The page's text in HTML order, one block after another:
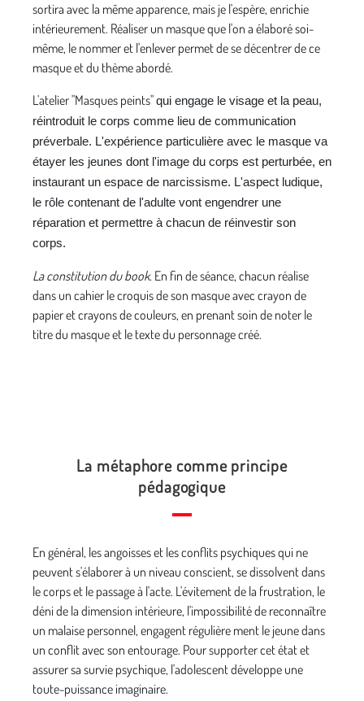
sortira avec la même apparence, mais je l'espère, enrichie
intérieurement. Réaliser un masque que l'on a élaboré soi-
même, le nommer et l'enlever permet de se décentrer de ce
masque et du thème abordé.
L'atelier "Masques peints"qui engage le visage et la peau,
réintroduit le corps comme lieu de communication
préverbale. L'expérience particulière avec le masque va
étayer les jeunes dont l'image du corps est perturbée, en
instaurant un espace de narcissisme. L'aspect ludique,
le rôle contenant de l'adulte vont engendrer une
réparation et permettre à chacun de réinvestir son
corps.
La constitution du book. En fin de séance, chacun réalise
dans un cahier le croquis de son masque avec crayon de
papier et crayons de couleurs, en prenant soin de noter le
titre du masque et le texte du personnage créé.
La métaphore comme principe
pédagogique
En général, les angoisses et les conflits psychiques qui ne
peuvent s'élaborer à un niveau conscient, se dissolvent dans
le corps et le passage à l'acte. L'évitement de la frus­tration, le
déni de la dimension intérieure, l'impossibilité de reconnaître
un malaise personnel, engagent régulière­ ment le jeune dans
un conflit avec son entourage. Pour supporter cet état et
assurer sa survie psychique, l'adoles­cent développe une
toute-puissance imaginaire.